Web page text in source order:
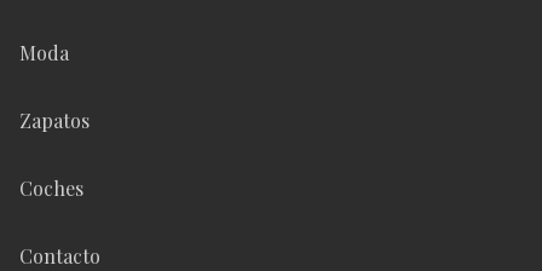
Moda
Zapatos
Coches
Contacto